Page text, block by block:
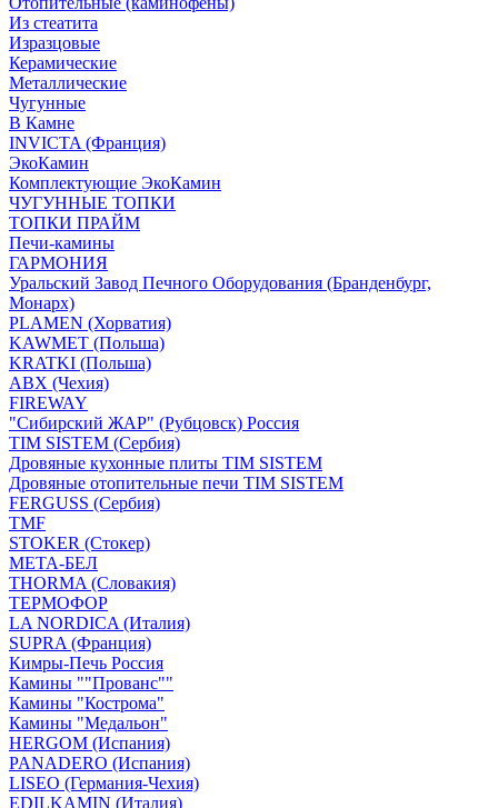
Из стеатита
Изразцовые
Керамические
Металлические
Чугунные
В Камне
INVICTA (Франция)
ЭкоКамин
Комплектующие ЭкоКамин
ЧУГУННЫЕ ТОПКИ
ТОПКИ ПРАЙМ
Печи-камины
ГАРМОНИЯ
Уральский Завод Печного Оборудования (Бранденбург,
Монарх)
PLAMEN (Хорватия)
KAWMET (Польша)
KRATKI (Польша)
ABX (Чехия)
FIREWAY
"Сибирский ЖАР" (Рубцовск) Россия
TIM SISTEM (Сербия)
Дровяные кухонные плиты TIM SISTEM
Дровяные отопительные печи TIM SISTEM
FERGUSS (Сербия)
TMF
STOKER (Стокер)
МЕТА-БЕЛ
THORMA (Словакия)
ТЕРМОФОР
LA NORDICA (Италия)
SUPRA (Франция)
Кимры-Печь Россия
Камины ""Прованс""
Камины "Кострома"
Камины "Медальон"
HERGOM (Испания)
PANADERO (Испания)
LISEO (Германия-Чехия)
EDILKAMIN (Италия)